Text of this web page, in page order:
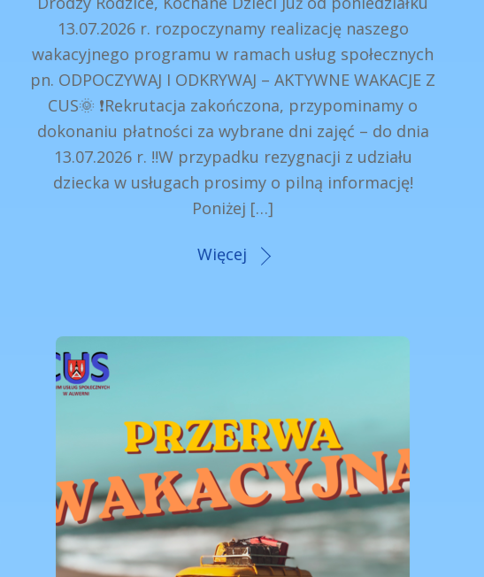
13.07.2026 r. rozpoczynamy realizację naszego
wakacyjnego programu w ramach usług społecznych
pn. ODPOCZYWAJ I ODKRYWAJ – AKTYWNE WAKACJE Z
CUS🌞 ❗️Rekrutacja zakończona, przypominamy o
dokonaniu płatności za wybrane dni zajęć – do dnia
13.07.2026 r. ‼️W przypadku rezygnacji z udziału
dziecka w usługach prosimy o pilną informację!
Poniżej […]
Więcej